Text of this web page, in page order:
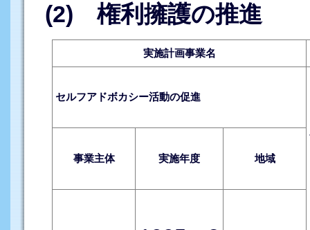
(2) 権利擁護の推進
実施計画事業名
セルフアドボカシー活動の促進
事業主体 実施年度 地域